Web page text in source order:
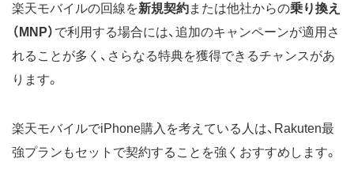
楽天モバイルの回線を新規契約または他社からの乗り換え
（MNP） で利用する場合には、追加のキャンペーンが適用さ
れることが多く、さらなる特典を獲得できるチャンスがあ
ります。
楽天モバイルでiPhone購入を考えている人は、Rakuten最
強プランもセットで契約することを強くおすすめします。